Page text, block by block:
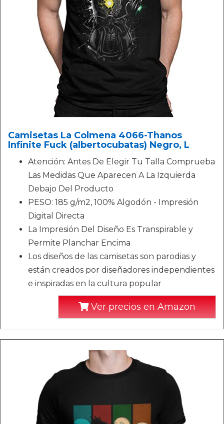
Camisetas La Colmena 4066-Thanos
Infinite Fuck (albertocubatas) Negro, L
Atención: Antes De Elegir Tu Talla Comprueba
Las Medidas Que Aparecen A La Izquierda
Debajo Del Producto
PESO: 185 g/m2, 100% Algodón - Impresión
Digital Directa
La Impresión Del Diseño Es Transpirable y
Permite Planchar Encima
Los diseños de las camisetas son parodias y
están creados por diseñadores independientes
e inspiradas en la cultura popular
Ver precios en Amazon